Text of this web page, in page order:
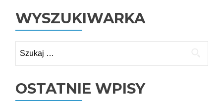
WYSZUKIWARKA
OSTATNIE WPISY